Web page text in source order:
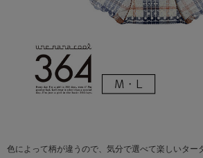
色によって柄が違うので、気分で選べて楽しいター